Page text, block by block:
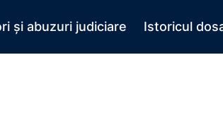
și abuzuri judiciare Istoricul